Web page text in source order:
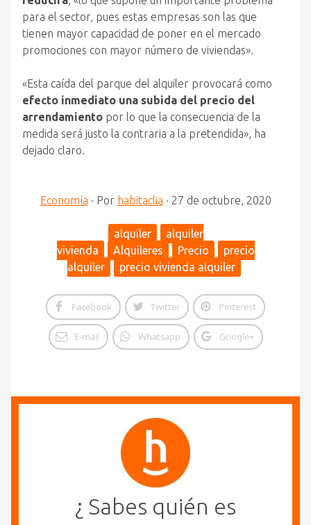
para el sector, pues estas empresas son las que
tienen mayor capacidad de poner en el mercado
promociones con mayor número de viviendas».
«Esta caída del parque del alquiler provocará como
efecto inmediato una subida del precio del
arrendamiento por lo que la consecuencia de la
medida será justo la contraria a la pretendida», ha
dejado claro.
Economía · Por habitaclia · 27 de octubre, 2020
alquiler
alquiler
vivienda
Alquileres Precio
precio
alquiler
precio vivienda alquiler
Facebook Twitter Pinterest
E-mail Whatsapp Google+
¿ Sabes quién es